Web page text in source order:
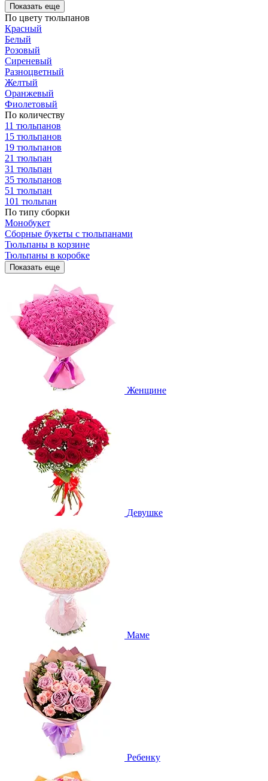
Показать еще
По цвету тюльпанов
Красный
Белый
Розовый
Сиреневый
Разноцветный
Желтый
Оранжевый
Фиолетовый
По количеству
11 тюльпанов
15 тюльпанов
19 тюльпанов
21 тюльпан
31 тюльпан
35 тюльпанов
51 тюльпан
101 тюльпан
По типу сборки
Монобукет
Сборные букеты с тюльпанами
Тюльпаны в корзине
Тюльпаны в коробке
Показать еще
Женщине
Девушке
Маме
Ребенку